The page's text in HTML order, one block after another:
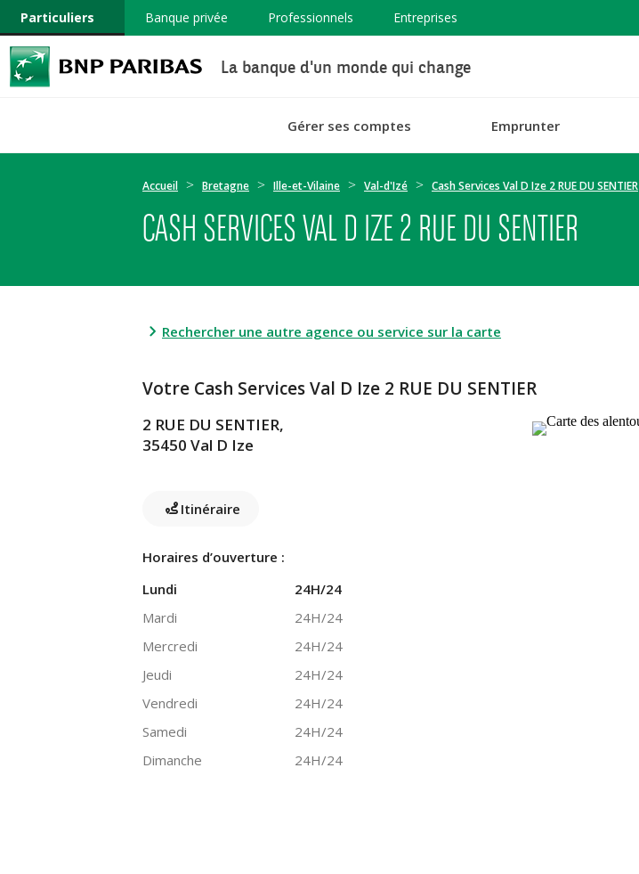
Particuliers Banque privée Professionnels Entreprises
La banque d'un monde qui change
Gérer ses comptes Emprunter
Accueil Bretagne Ille-et-Vilaine Val-d'Izé Cash Services Val D Ize 2 RUE DU SENTIER
CASH SERVICES VAL D IZE 2 RUE DU SENTIER
Rechercher une autre agence ou service sur la carte
Votre Cash Services Val D Ize 2 RUE DU SENTIER
2 RUE DU SENTIER,
35450 Val D Ize
Itinéraire
Horaires d’ouverture :
Lundi
24H/24
Mardi
24H/24
Mercredi
24H/24
Jeudi
24H/24
Vendredi
24H/24
Samedi
24H/24
Dimanche
24H/24